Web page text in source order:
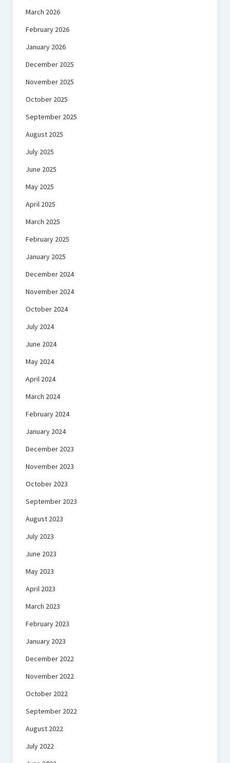
March 2026
February 2026
January 2026
December 2025
November 2025
October 2025
September 2025
August 2025
July 2025
June 2025
May 2025
April 2025
March 2025
February 2025
January 2025
December 2024
November 2024
October 2024
July 2024
June 2024
May 2024
April 2024
March 2024
February 2024
January 2024
December 2023
November 2023
October 2023
September 2023
August 2023
July 2023
June 2023
May 2023
April 2023
March 2023
February 2023
January 2023
December 2022
November 2022
October 2022
September 2022
August 2022
July 2022